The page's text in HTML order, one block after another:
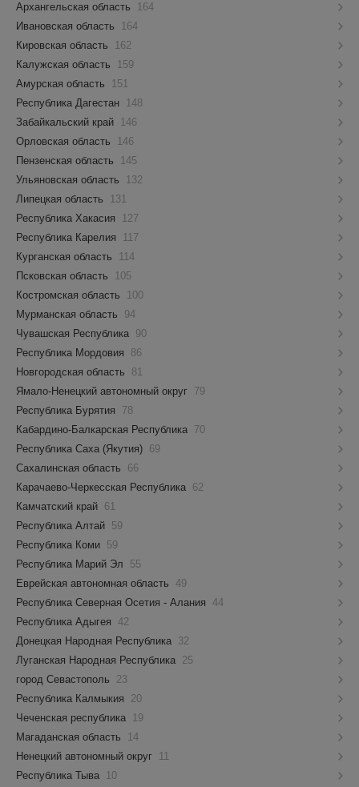
Архангельская область
164
Ивановская область
164
Кировская область
162
Калужская область
159
Амурская область
151
Республика Дагестан 148
Забайкальский край 146
Орловская область
146
Пензенская область
145
Ульяновская область
132
Липецкая область
131
Республика Хакасия
127
Республика Карелия
117
Курганская область
114
Псковская область
105
Костромская область
100
Мурманская область
94
Чувашская Республика 90
Республика Мордовия
86
Новгородская область
81
Ямало-Ненецкий автономный округ 79
Республика Бурятия
78
Кабардино-Балкарская Республика 70
Республика Саха (Якутия) 69
Сахалинская область
66
Карачаево-Черкесская Республика 62
Камчатский край 61
Республика Алтай 59
Республика Коми 59
Республика Марий Эл
55
Еврейская автономная область 49
Республика Северная Осетия - Алания 44
Республика Адыгея 42
Донецкая Народная Республика 32
Луганская Народная Республика 25
город Севастополь
23
Республика Калмыкия
20
Чеченская республика 19
Магаданская область
14
Ненецкий автономный округ 11
Республика Тыва 10